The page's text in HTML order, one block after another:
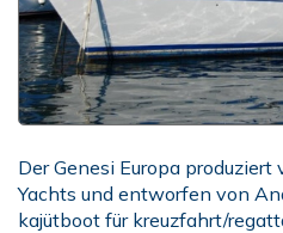
Der Genesi Europa
Yachts und entworfen von
kajütboot für kreuzfahrt/